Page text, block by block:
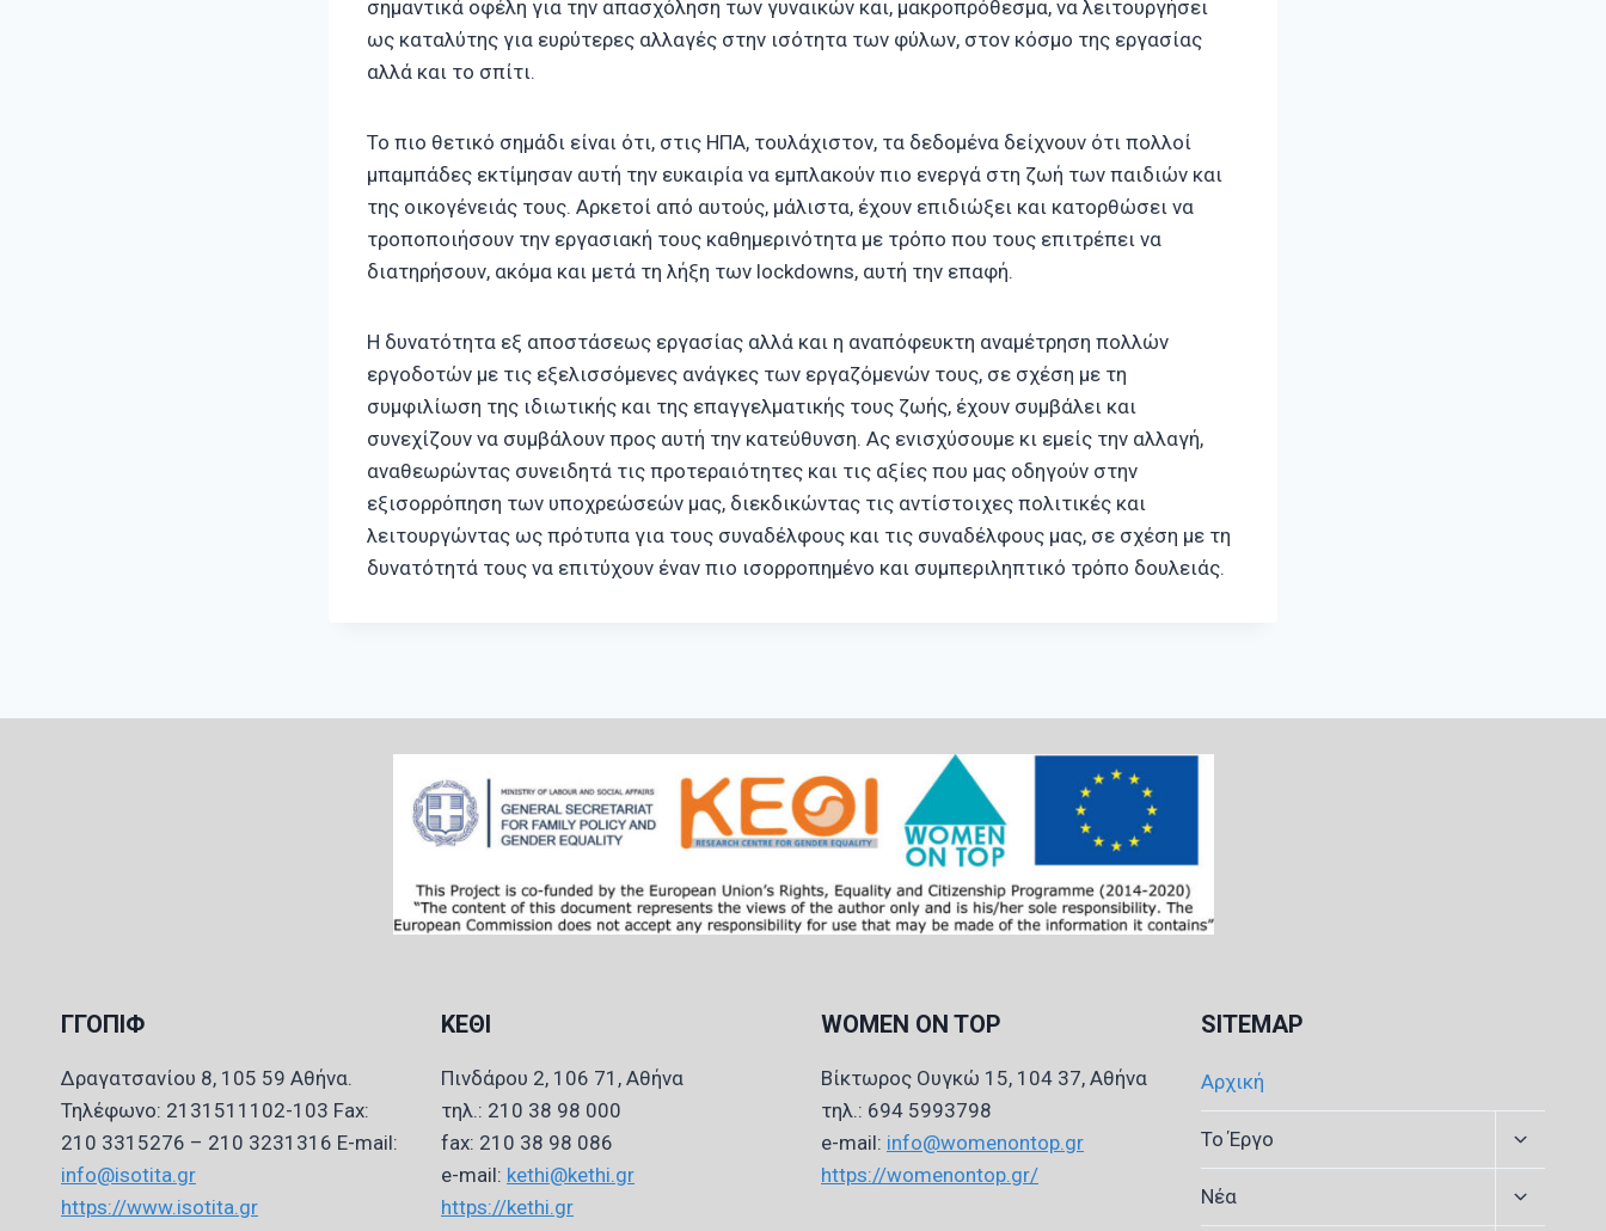
σημαντικά οφέλη για την απασχόληση των γυναικών και, μακροπρόθεσμα, να λειτουργήσει
ως καταλύτης για ευρύτερες αλλαγές στην ισότητα των φύλων, στον κόσμο της εργασίας
αλλά και το σπίτι.
Το πιο θετικό σημάδι είναι ότι, στις ΗΠΑ, τουλάχιστον, τα δεδομένα δείχνουν ότι πολλοί
μπαμπάδες εκτίμησαν αυτή την ευκαιρία να εμπλακούν πιο ενεργά στη ζωή των παιδιών και
της οικογένειάς τους. Αρκετοί από αυτούς, μάλιστα, έχουν επιδιώξει και κατορθώσει να
τροποποιήσουν την εργασιακή τους καθημερινότητα με τρόπο που τους επιτρέπει να
διατηρήσουν, ακόμα και μετά τη λήξη των lockdowns, αυτή την επαφή.
Η δυνατότητα εξ αποστάσεως εργασίας αλλά και η αναπόφευκτη αναμέτρηση πολλών
εργοδοτών με τις εξελισσόμενες ανάγκες των εργαζόμενών τους, σε σχέση με τη
συμφιλίωση της ιδιωτικής και της επαγγελματικής τους ζωής, έχουν συμβάλει και
συνεχίζουν να συμβάλουν προς αυτή την κατεύθυνση. Ας ενισχύσουμε κι εμείς την αλλαγή,
αναθεωρώντας συνειδητά τις προτεραιότητες και τις αξίες που μας οδηγούν στην
εξισορρόπηση των υποχρεώσεών μας, διεκδικώντας τις αντίστοιχες πολιτικές και
λειτουργώντας ως πρότυπα για τους συναδέλφους και τις συναδέλφους μας, σε σχέση με τη
δυνατότητά τους να επιτύχουν έναν πιο ισορροπημένο και συμπεριληπτικό τρόπο δουλειάς.
ΓΓΟΠΙΦ
Δραγατσανίου 8, 105 59 Αθήνα.
Τηλέφωνο: 2131511102-103 Fax:
210 3315276 – 210 3231316 E-mail:
info@isotita.gr
https://www.isotita.gr
ΚΕΘΙ
Πινδάρου 2, 106 71, Αθήνα
τηλ.: 210 38 98 000
fax: 210 38 98 086
e-mail: kethi@kethi.gr
https://kethi.gr
WOMEN ON TOP
Βίκτωρος Ουγκώ 15, 104 37, Αθήνα
τηλ.: 694 5993798
e-mail: info@womenontop.gr
https://womenontop.gr/
SITEMAP
Αρχική
Το Έργο
Expand
Νέα
Expand